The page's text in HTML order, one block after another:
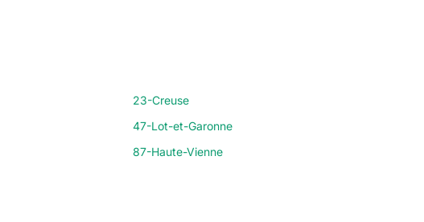
23-Creuse
47-Lot-et-Garonne
87-Haute-Vienne